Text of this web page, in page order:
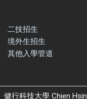
二技招生
境外生招生
其他入學管道
健行科技大學 Chien Hsin